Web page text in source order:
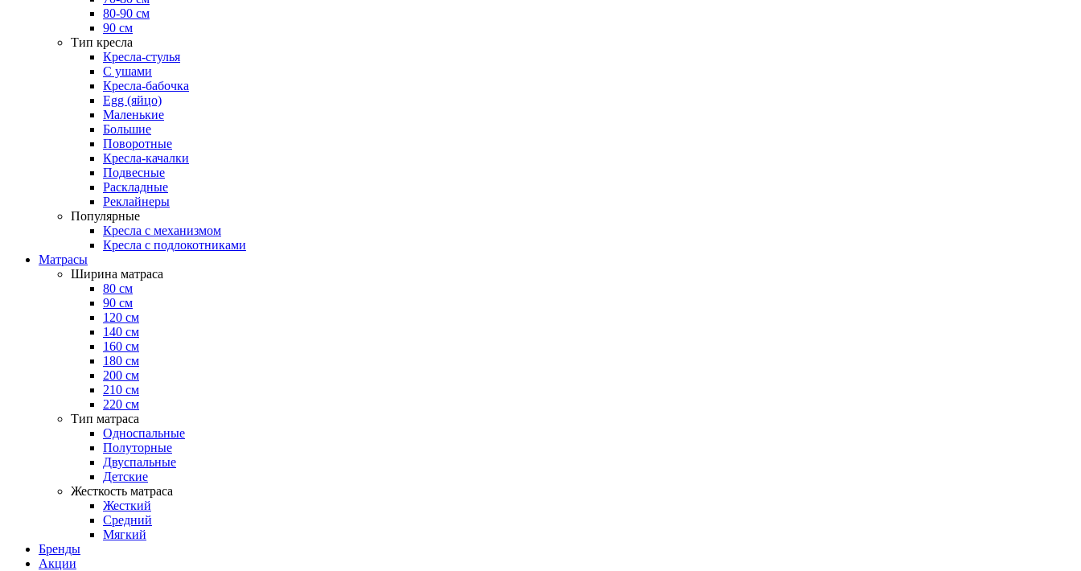
80-90 см
90 см
Тип кресла
Кресла-стулья
С ушами
Кресла-бабочка
Egg (яйцо)
Маленькие
Большие
Поворотные
Кресла-качалки
Подвесные
Раскладные
Реклайнеры
Популярные
Кресла с механизмом
Кресла с подлокотниками
Матрасы
Ширина матраса
80 см
90 см
120 см
140 см
160 см
180 см
200 см
210 см
220 см
Тип матраса
Односпальные
Полуторные
Двуспальные
Детские
Жесткость матраса
Жесткий
Средний
Мягкий
Бренды
Акции